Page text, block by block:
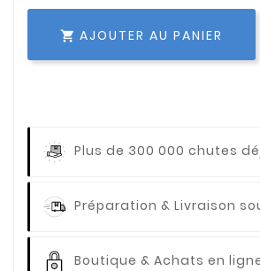
 AJOUTER AU PANIER
Plus de 300 000 chutes
Préparation & Livraison
Boutique & Achats en ligne